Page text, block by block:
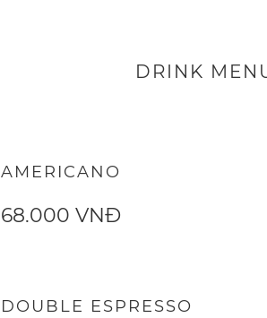
DRINK
AMERICANO
68.000 VNĐ
DOUBLE ESPRESSO